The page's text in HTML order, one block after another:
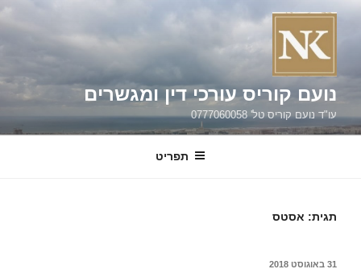
נועם קוריס עורכי דין ומגשרים
עו"ד נועם קוריס טל' 0777060058
תפריט
תגית:אסטס
פורסם